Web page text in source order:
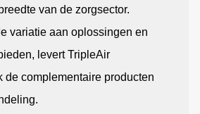
van de zorgsector.
variatie aan oplossingen en
levert TripleAir
de complementaire producten